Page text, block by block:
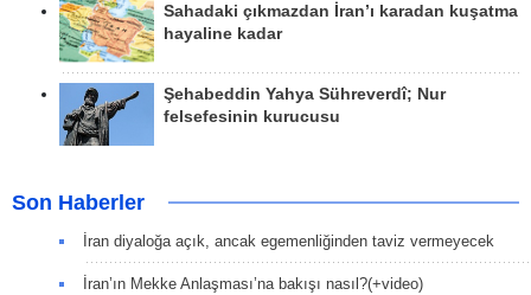
Sahadaki çıkmazdan İran’ı karadan kuşatma
hayaline kadar
Şehabeddin Yahya Sühreverdî; Nur
felsefesinin kurucusu
Son Haberler
İran diyaloğa açık, ancak egemenliğinden taviz vermeyecek
İran’ın Mekke Anlaşması’na bakışı nasıl?(+video)